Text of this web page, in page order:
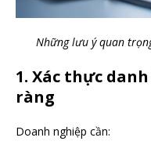
Những lưu ý quan
1. Xác thực
ràng
Doanh nghiệp cần: